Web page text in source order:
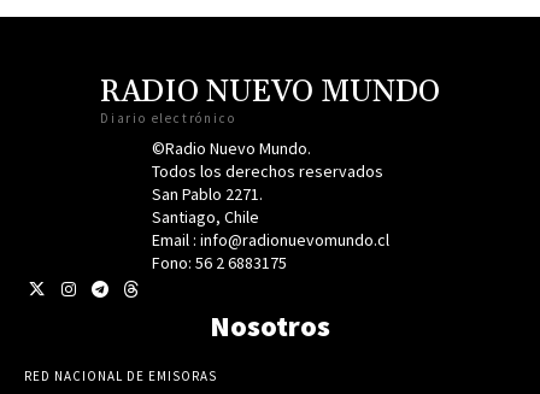
RADIO NUEVO MUNDO
Diario electrónico
©Radio Nuevo Mundo.
Todos los derechos reservados
San Pablo 2271.
Santiago, Chile
Email : info@radionuevomundo.cl
Fono: 56 2 6883175
Nosotros
RED NACIONAL DE EMISORAS